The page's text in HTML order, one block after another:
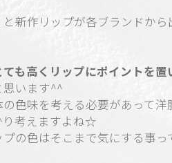
新作リップが各ブランドから
も高くリップにポイントを置
思います^^
色味を考える必要があって洋
り考えますよね☆
の色はそこまで気にする事っ